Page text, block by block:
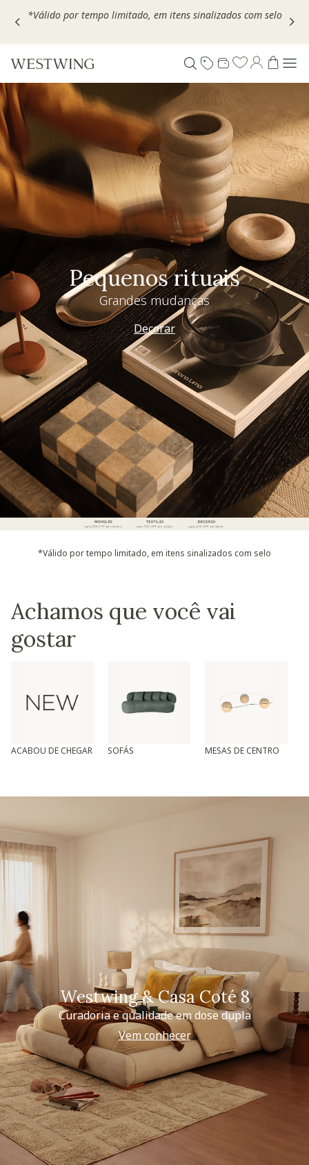
Escolha seu VOUCHER e ganhe até 30% OFF*: useMOVEL30,
Pequenos rituais
Grandes mudanças
Decorar
*Válido por tempo limitado, em itens sinalizados com selo
Achamos que você vai
gostar
ACABOU DE CHEGAR SOFÁS MESAS DE CENTRO
Westwing & Casa Coté 8
Curadoria e qualidade em dose dupla
Vem conhecer